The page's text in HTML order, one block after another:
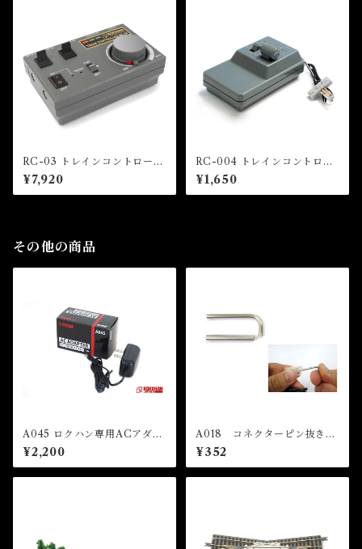
RC-03 トレインコントローラ
ーRC-03（TRAIN CONTR
OLLER RC-03）
¥7,920
RC-004 トレインコントロー
ラーRC-004（TRAIN CON
TROLLER RC-004）
¥1,650
その他の商品
A045 ロクハン専用ACアダプ
ター (AC ADAPTOR)
¥2,200
A018 コネクターピン抜き治
具 (Connector Pin Remove
r)
¥352